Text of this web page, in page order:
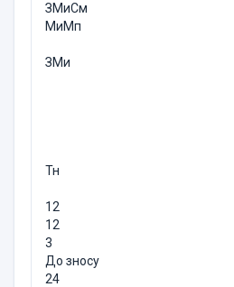
ЗМиСм
МиМп
ЗМи
Тн
12
12
3
До зносу
24